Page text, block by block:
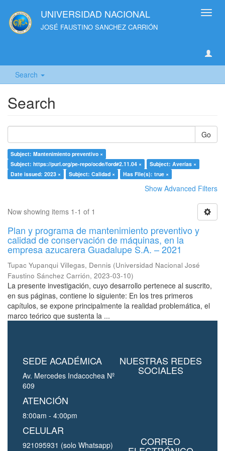
UNIVERSIDAD NACIONAL
JOSÉ FAUSTINO SANCHEZ CARRIÓN
Search
Search
Go
Subject: Mantenimiento preventivo ×
Subject: https://purl.org/pe-repo/ocde/ford#2.11.04 ×
Subject: Averías ×
Date issued: 2023 ×
Subject: Calidad × Has File(s): true ×
Show Advanced Filters
Now showing items 1-1 of 1
Plan y programa de mantenimiento preventivo y
calidad de conservación de máquinas, en la
empresa azucarera Guadalupe S.A. – 2021
Tupac Yupanqui Villegas, Dennis (Universidad Nacional José
Faustino Sánchez Carrión, 2023-03-10)
La presente investigación, cuyo desarrollo pertenece al suscrito,
en sus páginas, contiene lo siguiente: En los tres primeros
capítulos, se expone principalmente la realidad problemática, el
marco teórico que sustenta la ...
SEDE ACADÉMICA
Av. Mercedes Indacochea Nº
609
ATENCIÓN
8:00am - 4:00pm
CELULAR
921095931 (solo Whatsapp)
NUESTRAS REDES
SOCIALES
CORREO